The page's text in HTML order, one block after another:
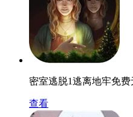
密室逃脱1逃离地牢免费
查看